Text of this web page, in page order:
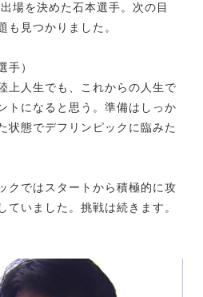
場を決めた石本選手。次の目
も見つかりました。
手）
上人生でも、これからの人生で
トになると思う。準備はしっか
状態でデフリンピックに臨みた
クではスタートから積極的に攻
ていました。挑戦は続きます。